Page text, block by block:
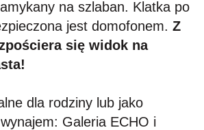
na szlaban. Klatka po
jest domofonem. Z
się widok na
dla rodziny lub jako
Galeria ECHO i